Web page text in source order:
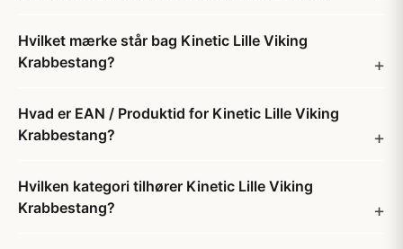
Hvilket mærke står bag Kinetic Lille Viking
Krabbestang?
Hvad er EAN / Produktid for Kinetic Lille Viking
Krabbestang?
Hvilken kategori tilhører Kinetic Lille Viking
Krabbestang?